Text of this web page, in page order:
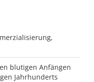
blutigen Anfängen
Jahrhunderts